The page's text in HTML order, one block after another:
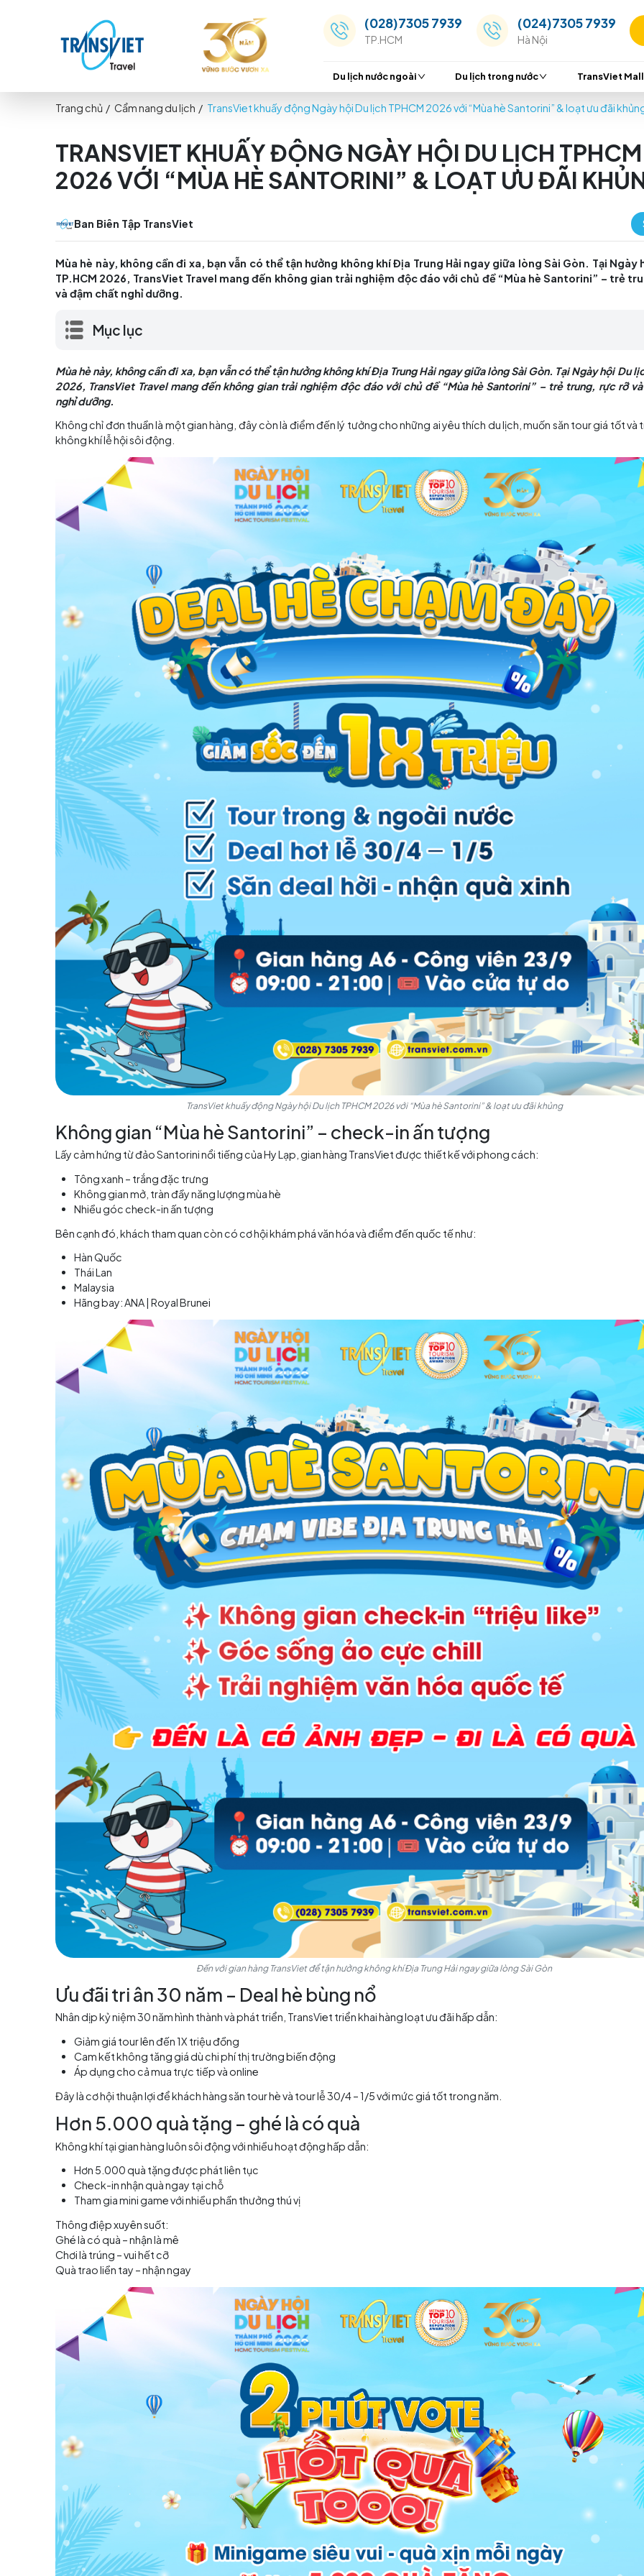
(028)7305 7939
Hà Nội
Du lịch nước ngoài Du lịch trong nước
TRANSVIET KHUẤY ĐỘNG NGÀY HỘI DU
2026 VỚI “MÙA HÈ SANTORINI” & LOẠT ƯU
Ban Biên Tập TransViet
TP.HCM 2026, TransViet Travel mang đến không gian trải nghiệm độc đáo với chủ đề “Mùa
Mục lục
Mùa hè này, không cần đi xa, bạn vẫn có thể tận hưởng không khí Địa Trung Hải ngay giữa lòng Sài
TransViet Travel mang đến không gian trải nghiệm độc đáo với chủ đề “Mùa hè Santorini”
nghỉ dưỡng.
Không chỉ đơn thuần là một gian hàng, đây còn là điểm đến lý tưởng cho những ai yêu thích du lịch,
không khí lễ hội sôi động.
Không gian “Mùa hè Santorini” – check-in ấn tượng
Lấy cảm hứng từ đảo Santorini nổi tiếng của Hy Lạp, gian hàng TransViet được thiết kế với phong cách:
Tông xanh – trắng đặc trưng
Không gian mở, tràn đầy năng lượng mùa hè
Nhiều góc check-in ấn tượng
Bên cạnh đó, khách tham quan còn có cơ hội khám phá văn hóa và điểm đến quốc tế như:
Hàn Quốc
Thái Lan
Malaysia
Hãng bay: ANA | Royal Brunei
Đến với gian hàng TransViet để tận hưởng không khí Địa Trung Hải ngay giữa lòng Sài
Ưu đãi tri ân 30 năm – Deal hè bùng nổ
Nhân dịp kỷ niệm 30 năm hình thành và phát triển, TransViet triển khai hàng loạt ưu đãi hấp dẫn:
Giảm giá tour lên đến 1X triệu đồng
Cam kết không tăng giá dù chi phí thị trường biến động
Áp dụng cho cả mua trực tiếp và online
Đây là cơ hội thuận lợi để khách hàng săn tour hè và tour lễ 30/4 – 1/5 với mức giá tốt trong năm.
Hơn 5.000 quà tặng – ghé là có quà
Không khí tại gian hàng luôn sôi động với nhiều hoạt động hấp dẫn:
Hơn 5.000 quà tặng được phát liên tục
Check-in nhận quà ngay tại chỗ